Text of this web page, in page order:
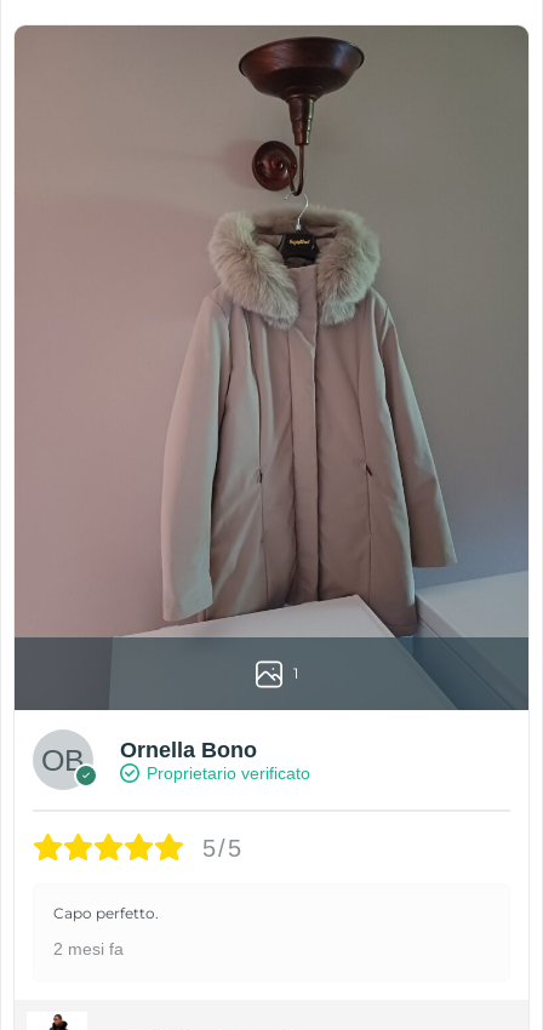
1
Ornella Bono
Proprietario verificato
5/5
Capo perfetto.
2 mesi fa